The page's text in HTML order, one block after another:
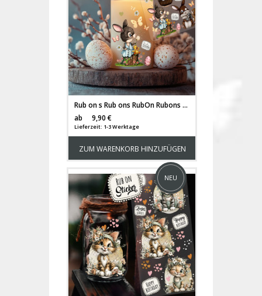
Rub on s Rub ons RubOn Rubons Sticker Aufkleber DIY Teelichter selbst gestalten Windlicht Ostern Easter Reh Häschen rb21
ab
9,90 €
Lieferzeit: 1-3 Werktage
ZUM WARENKORB HINZUFÜGEN
NEU